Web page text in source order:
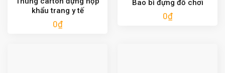
khẩu trang y tế
0₫
Bao bì đựng đồ chơi
0₫